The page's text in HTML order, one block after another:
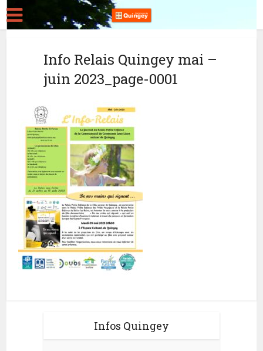
Info Relais Quingey mai –
juin 2023_page-0001
Infos Quingey